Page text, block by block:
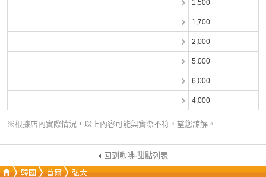
1,500
1,700
2,000
5,000
6,000
4,000
※根據店內實際情況，以上內容可能與實際不符，望您諒解。
回到咖啡·甜點列表
韓國
首爾 弘大